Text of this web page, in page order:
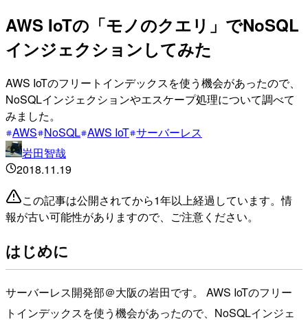
AWS IoTの「モノのクエリ」でNoSQL
インジェクションしてみた
AWS IoTのフリートインデックスを使う機会があったので、
NoSQLインジェクションやエスケープ処理について調べて
みました。
AWS NoSQL AWS IoT サーバーレス
岩田智哉
2018.11.19
この記事は公開されてから1年以上経過しています。情
報が古い可能性がありますので、ご注意ください。
はじめに
サーバーレス開発部＠大阪の岩田です。 AWS IoTのフリー
トインデックスを使う機会があったので、NoSQLインジェ